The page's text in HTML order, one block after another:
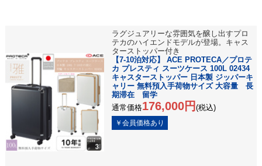
ラグジュアリーな雰囲気を醸し出すプロ
テカのハイエンドモデルが登場。キャス
ターストッパー付き
【7-10泊対応】 ACE PROTECA／プロテ
カ プレスティ スーツケース 100L 02434
キャスターストッパー 日本製 ジッパーキ
ャリー 無料預入手荷物サイズ 大容量 長
期滞在 留学
通常価格176,000円 (税込)